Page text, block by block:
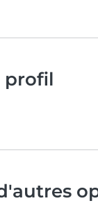
profil